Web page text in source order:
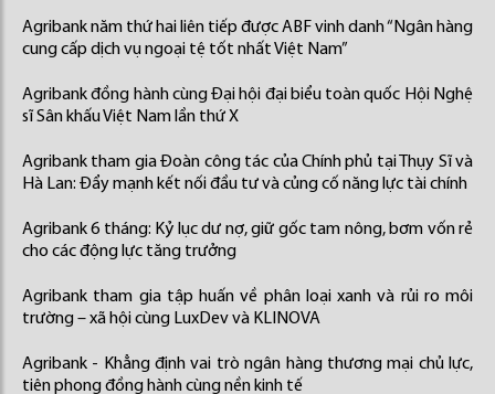
Agribank năm thứ hai liên tiếp được ABF vinh danh “Ngân hàng
cung cấp dịch vụ ngoại tệ tốt nhất Việt Nam”
Agribank đồng hành cùng Đại hội đại biểu toàn quốc Hội Nghệ
sĩ Sân khấu Việt Nam lần thứ X
Agribank tham gia Đoàn công tác của Chính phủ tại Thụy Sĩ và
Hà Lan: Đẩy mạnh kết nối đầu tư và củng cố năng lực tài chính
Agribank 6 tháng: Kỷ lục dư nợ, giữ gốc tam nông, bơm vốn rẻ
cho các động lực tăng trưởng
Agribank tham gia tập huấn về phân loại xanh và rủi ro môi
trường – xã hội cùng LuxDev và KLINOVA
Agribank - Khẳng định vai trò ngân hàng thương mại chủ lực,
tiên phong đồng hành cùng nền kinh tế